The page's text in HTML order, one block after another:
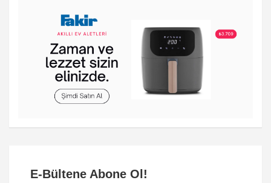
E-Bültene Abone Ol!